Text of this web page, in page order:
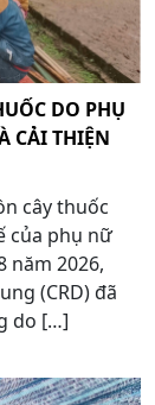
DO PHỤ
CẢI THIỆN
cây thuốc
của phụ nữ
năm 2026,
(CRD) đã
do […]